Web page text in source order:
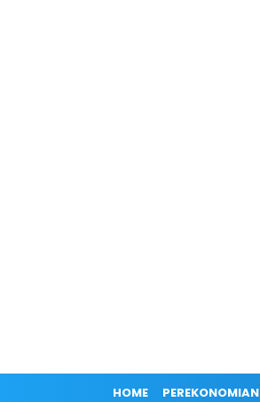
HOME PEREKONOMIAN